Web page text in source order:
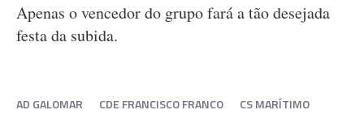
Apenas o vencedor do grupo fará a tão desejada
festa da subida.
AD GALOMAR CDE FRANCISCO FRANCO
CS MARÍTIMO